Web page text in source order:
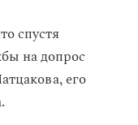
спустя
на допрос
его